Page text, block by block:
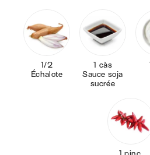
1/2
Échalote
1 càs
Sauce soja
sucrée